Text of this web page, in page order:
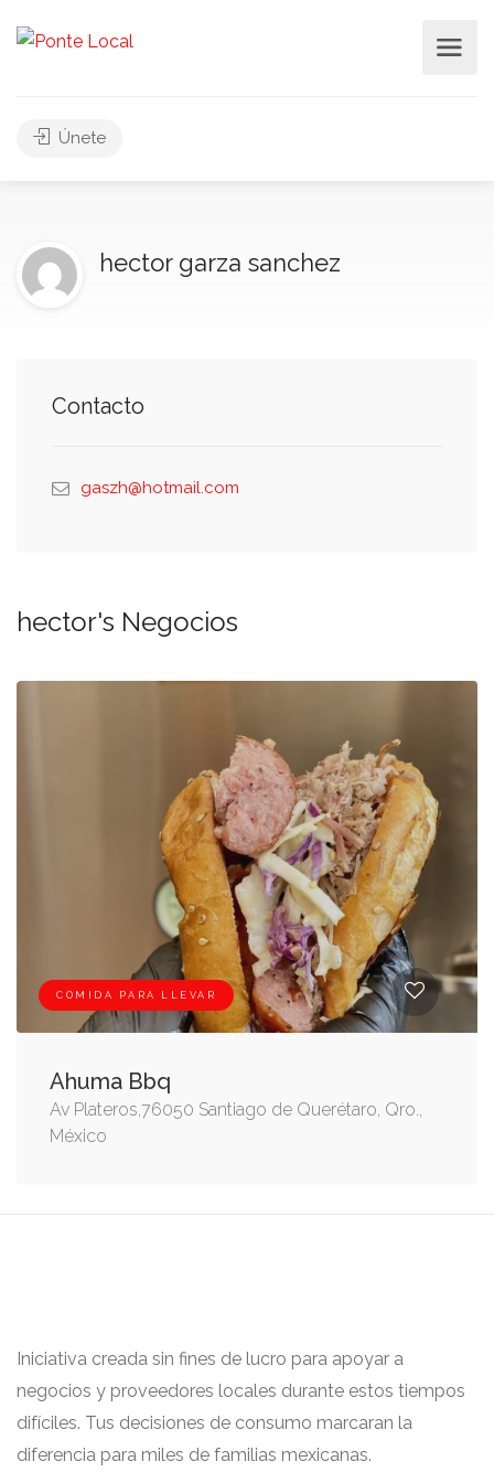
Únete
hector garza sanchez
Contacto
gaszh@hotmail.com
hector's Negocios
COMIDA PARA LLEVAR
Ahuma Bbq
Av Plateros,76050 Santiago de Querétaro, Qro.,
México
Iniciativa creada sin fines de lucro para apoyar a
negocios y proveedores locales durante estos tiempos
difíciles. Tus decisiones de consumo marcaran la
diferencia para miles de familias mexicanas.